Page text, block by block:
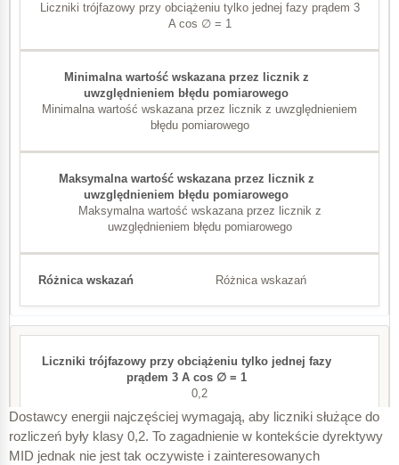
± 0,5
± 2,0
I
0,5 (indukcyjny)
± 0,3
± 0,6
± 1,0
A
Liczniki jednofazowe
0,3 A
± 0,0006 A
± 0,0015 A
Liczniki trójfazowy przy obciążeniu tylko jednej fazy prądem 3
A cos ∅ = 1
Minimalna wartość wskazana przez licznik z uwzględnieniem
błędu pomiarowego
Maksymalna wartość wskazana przez licznik z
uwzględnieniem błędu pomiarowego
Różnica wskazań
0,2
Dostawcy energii najczęściej wymagają, aby liczniki służące do
rozliczeń były klasy 0,2. To zagadnienie w kontekście dyrektywy
MID jednak nie jest tak oczywiste i zainteresowanych